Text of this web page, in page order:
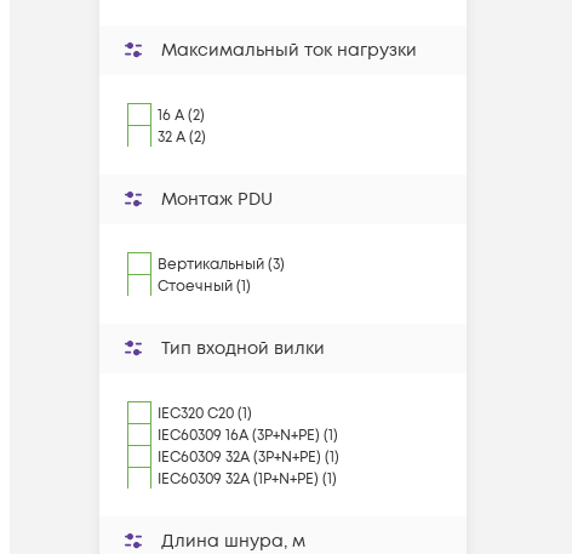
Максимальный ток нагрузки
16 A (2)
32 A (2)
Монтаж PDU
Вертикальный (3)
Стоечный (1)
Тип входной вилки
IEC320 C20 (1)
IEC60309 16A (3P+N+PE) (1)
IEC60309 32A (3P+N+PE) (1)
IEC60309 32А (1P+N+PE) (1)
Длина шнура, м